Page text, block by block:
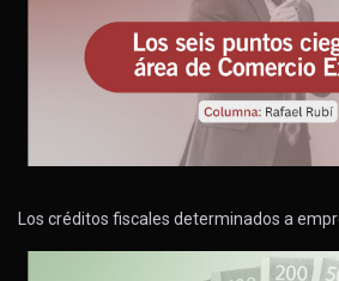
Los créditos fiscales determinados a